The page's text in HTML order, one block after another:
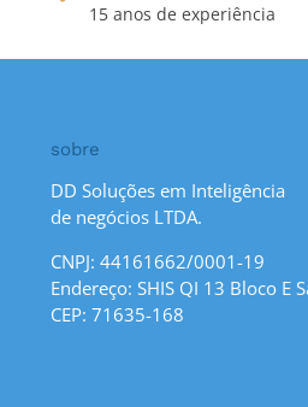
15 anos de experiência
sobre
DD Soluções em Inteligência
de negócios LTDA.
CNPJ: 44161662/0001-19
Endereço: SHIS QI 13 Bloco E
CEP: 71635-168